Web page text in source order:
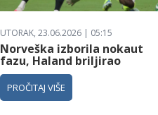
UTORAK, 23.06.2026 | 05:15
Norveška izborila nokaut
fazu, Haland briljirao
PROČITAJ VIŠE